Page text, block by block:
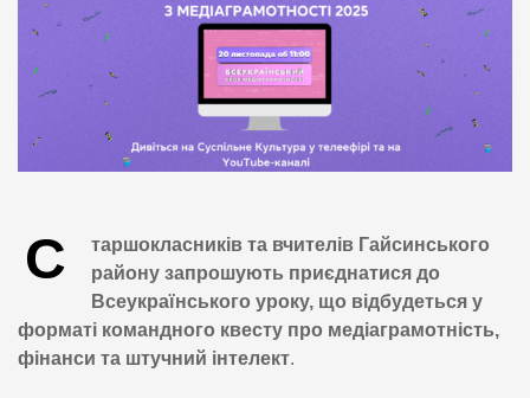
С
таршокласників та вчителів Гайсинського
району запрошують приєднатися до
Всеукраїнського уроку, що відбудеться у
форматі командного квесту про медіаграмотність,
фінанси та штучний інтелект.